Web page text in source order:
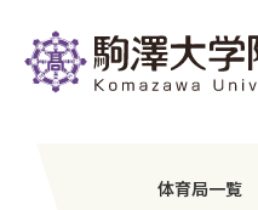
体育局一覧